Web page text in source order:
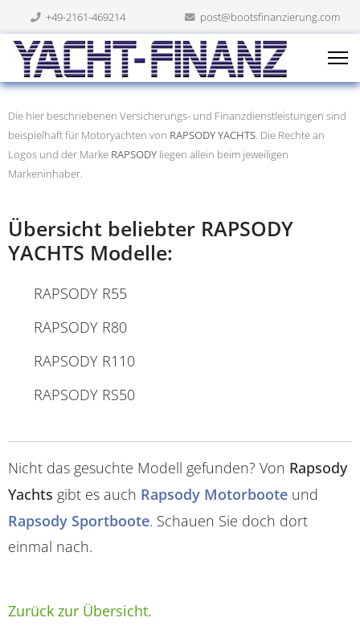
+49-2161-469214 post@bootsfinanzierung.com
Die hier beschriebenen Versicherungs- und Finanzdienstleistungen sind
beispielhaft für Motoryachten von RAPSODY YACHTS. Die Rechte an
Logos und der Marke RAPSODY liegen allein beim jeweiligen
Markeninhaber.
Übersicht beliebter RAPSODY
YACHTS Modelle:
RAPSODY R55
RAPSODY R80
RAPSODY R110
RAPSODY RS50
Nicht das gesuchte Modell gefunden? Von Rapsody
Yachts gibt es auch Rapsody Motorboote und
Rapsody Sportboote. Schauen Sie doch dort
einmal nach.
Zurück zur Übersicht.